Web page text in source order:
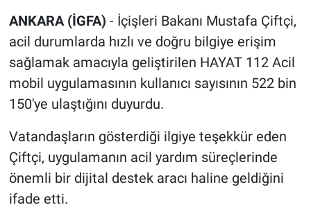
ANKARA (İGFA) - İçişleri Bakanı Mustafa Çiftçi,
acil durumlarda hızlı ve doğru bilgiye erişim
sağlamak amacıyla geliştirilen HAYAT 112 Acil
mobil uygulamasının kullanıcı sayısının 522 bin
150'ye ulaştığını duyurdu.
Vatandaşların gösterdiği ilgiye teşekkür eden
Çiftçi, uygulamanın acil yardım süreçlerinde
önemli bir dijital destek aracı haline geldiğini
ifade etti.